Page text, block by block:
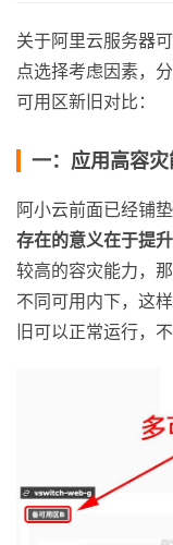
关于阿里云服务器
点选择考虑因素，
可用区新旧对比：
一：应用高容
阿小云前面已经铺垫
存在的意义在于提
较高的容灾能力，
不同可用内下，这
旧可以正常运行，